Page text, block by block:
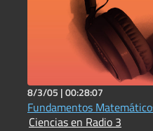
8/3/05 |00:28:07
Fundamentos
Ciencias en Radio 3